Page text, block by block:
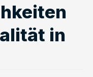
in